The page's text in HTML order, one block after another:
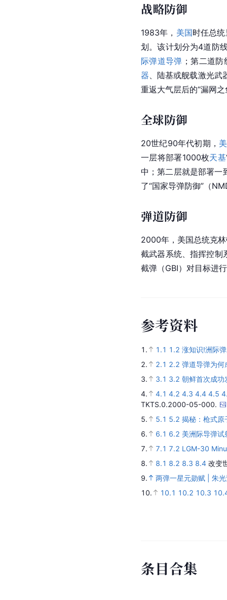
战略防御
1983年， 美国时任总
划。该计划分为4道防
际弹道导弹 ；第二道
器、陆基或舰载激光武
重返大气层后的“漏网
全球防御
20世纪90年代初期，
一层将部署1000枚天基
中；第二层就是部署一
了“国家导弹防御”（
弹道防御
2000年， 美国总统克
截武器系统、指挥控制
截弹（GBI）对目标进
参考资料
1. 1.1 1.2 涨知识!洲际
2.
2.1 2.2 弹道导弹为何
3.
3.1 3.2 朝鲜首次成功
4.
4.1 4.2 4.3 4.4 4.5
TKTS.0.2000-05-000.
5.
5.1 5.2 揭秘：枪式原
6.
6.1 6.2 美洲际导弹试
7.
7.1 7.2 LGM-30
8.
8.1 8.2 8.3 8.4 改变
9.
两弹一星元勋赋 | 朱
10.
10.1 10.2 10.3
条目合集